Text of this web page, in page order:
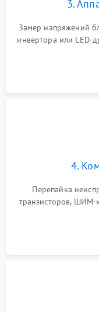
Поломка системы
3.
Замер напряжений
инвертора или LED-
питания скалера и
4.
Перепайка
транзисторов, ШИМ-
памяти при
разборка